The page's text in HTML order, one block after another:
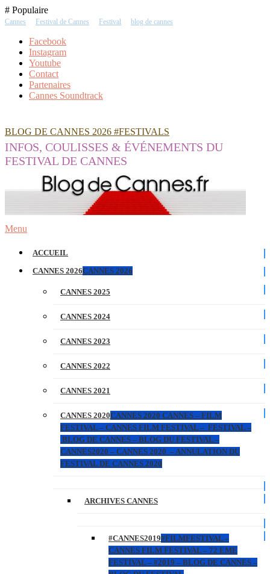
Skip
To
# Populaire
Cannes Festival de Cannes Festival blog de cannes
Facebook
Instagram
Youtube
Contact
Partenaires
Cannes Soundtrack
BLOG DE CANNES 2026 #FESTIVALS
INFOS, COULISSES & ÉVÉNEMENTS DU
FESTIVAL DE CANNES
Menu
ACCUEIL
CANNES 2026CANNES 2026
CANNES 2025
CANNES 2024
CANNES 2023
CANNES 2022
CANNES 2021
CANNES 2020CANNES 2020 CANNES – FILM
FESTIVAL – CANNES FILM FESTIVAL – FESTIVAL –
BLOG DE CANNES – BLOG DU FESTIVAL –
CANNES2020 – CANNES 2020 – ANNULATION DU
FESTIVAL DE CANNES 2020
ARCHIVES CANNES
#CANNES2019#FILMFESTIVAL –
CANNES FILM FESTIVAL – 72 EME
FESTIVAL – #2019 – BLOG DE CANNES –